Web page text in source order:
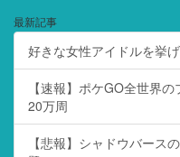
最新記事
好きな女性アイドルを挙
【速報】ポケGO全世界
20万周
【悲報】シャドウバース